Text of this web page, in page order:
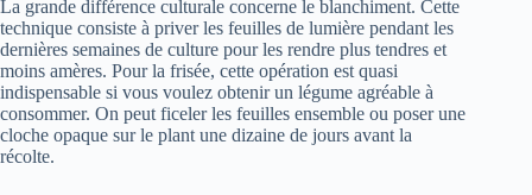
La grande différence culturale concerne le blanchiment. Cette
technique consiste à priver les feuilles de lumière pendant les
dernières semaines de culture pour les rendre plus tendres et
moins amères. Pour la frisée, cette opération est quasi
indispensable si vous voulez obtenir un légume agréable à
consommer. On peut ficeler les feuilles ensemble ou poser une
cloche opaque sur le plant une dizaine de jours avant la
récolte.